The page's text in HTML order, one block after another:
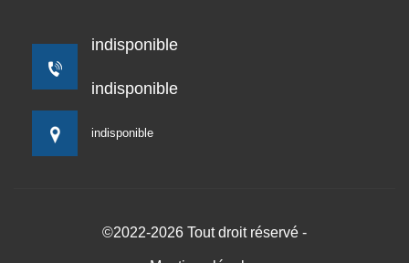
indisponible
indisponible
indisponible
©2022-2026 Tout droit réservé -